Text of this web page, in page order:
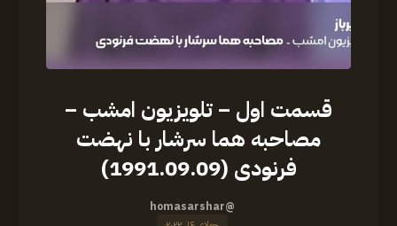
قسمت اول – تلویزیون امشب –
مصاحبه هما سرشار با نهضت
فرنودی (1991.09.09)
@homasarshar